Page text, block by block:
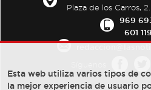
Plaza de los Carros,
969
601
Esta web utiliza varios tipos de
la mejor experiencia de usuario